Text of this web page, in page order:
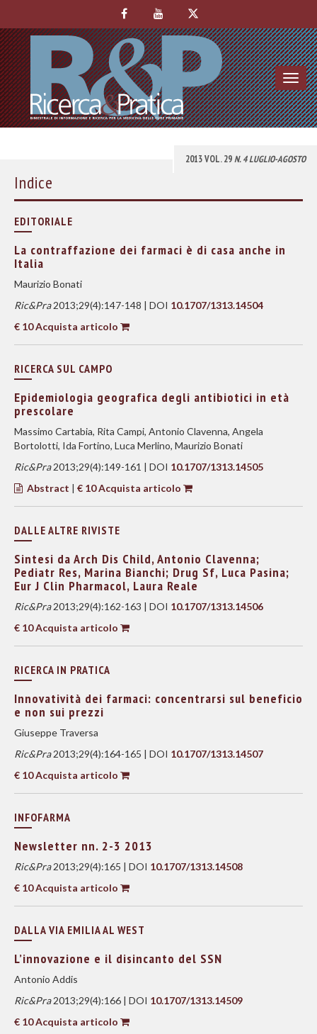
2013 VOL. 29N. 4 LUGLIO-AGOSTO
Indice
EDITORIALE
La contraffazione dei farmaci è di casa anche in
Italia
Maurizio Bonati
Ric&Pra2013;29(4):147-148 | DOI 10.1707/1313.14504
€ 10 Acquista articolo
RICERCA SUL CAMPO
Epidemiologia geografica degli antibiotici in età
prescolare
Massimo Cartabia, Rita Campi, Antonio Clavenna, Angela
Bortolotti, Ida Fortino, Luca Merlino, Maurizio Bonati
Ric&Pra2013;29(4):149-161 | DOI 10.1707/1313.14505
Abstract | € 10 Acquista articolo
DALLE ALTRE RIVISTE
Sintesi da Arch Dis Child, Antonio Clavenna;
Pediatr Res, Marina Bianchi; Drug Sf, Luca Pasina;
Eur J Clin Pharmacol, Laura Reale
Ric&Pra2013;29(4):162-163 | DOI 10.1707/1313.14506
€ 10 Acquista articolo
RICERCA IN PRATICA
Innovatività dei farmaci: concentrarsi sul beneficio
e non sui prezzi
Giuseppe Traversa
Ric&Pra2013;29(4):164-165 | DOI 10.1707/1313.14507
€ 10 Acquista articolo
INFOFARMA
Newsletter nn. 2-3 2013
Ric&Pra2013;29(4):165 | DOI 10.1707/1313.14508
€ 10 Acquista articolo
DALLA VIA EMILIA AL WEST
L’innovazione e il disincanto del SSN
Antonio Addis
Ric&Pra2013;29(4):166 | DOI 10.1707/1313.14509
€ 10 Acquista articolo